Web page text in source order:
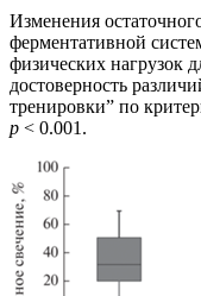
Изменения
ферментативной
физических нагрузок
достоверность
тренировки” по
p < 0.001.